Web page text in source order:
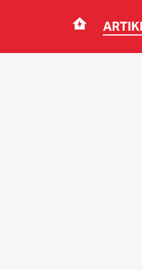
Navigation